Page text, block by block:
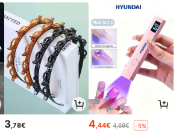
3,78€ 4 ,44€ 4,69€ -5%